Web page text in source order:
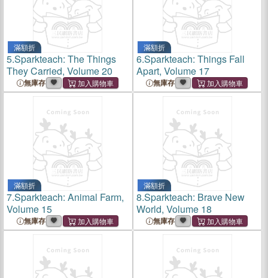
滿額折
5.Sparkteach: The Things
They Carried, Volume 20
無庫存
滿額折
6.Sparkteach: Things Fall
Apart, Volume 17
無庫存
滿額折
7.Sparkteach: Animal Farm,
Volume 15
無庫存
滿額折
8.Sparkteach: Brave New
World, Volume 18
無庫存